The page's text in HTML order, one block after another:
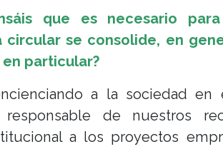
que es necesario
circular se consolide, en
en particular?
a la sociedad
responsable de nuestros
a los proyectos